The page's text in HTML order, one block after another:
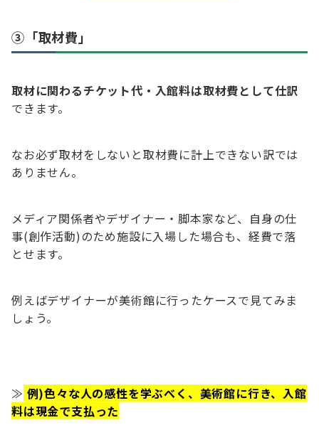
③「取材費」
取材に関わるチケット代・入館料は取材費として仕訳
できます。
なお必ず取材をしないと取材費に計上できない訳では
ありません。
メディア関係者やデザイナー・脚本家など、自身の仕
事(創作活動)のため施設に入場した場合も、経費で落
とせます。
例えばデザイナーが美術館に行ったケースで見てみま
しょう。
≫ 例)色々な人の感性を学ぶべく、美術館に行き、入館
料は現金で支払った